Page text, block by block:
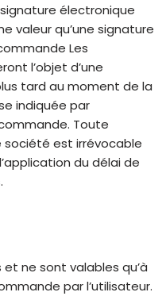
électronique
valeur qu’une signature
Les
l’objet d’une
tard au moment de la
indiquée par
Toute
est irrévocable
du délai de
ne sont valables qu’à
par l’utilisateur.